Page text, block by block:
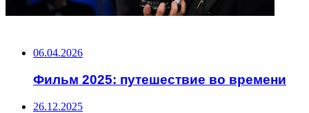
06.04.2026
Фильм 2025: путешествие во времени
26.12.2025